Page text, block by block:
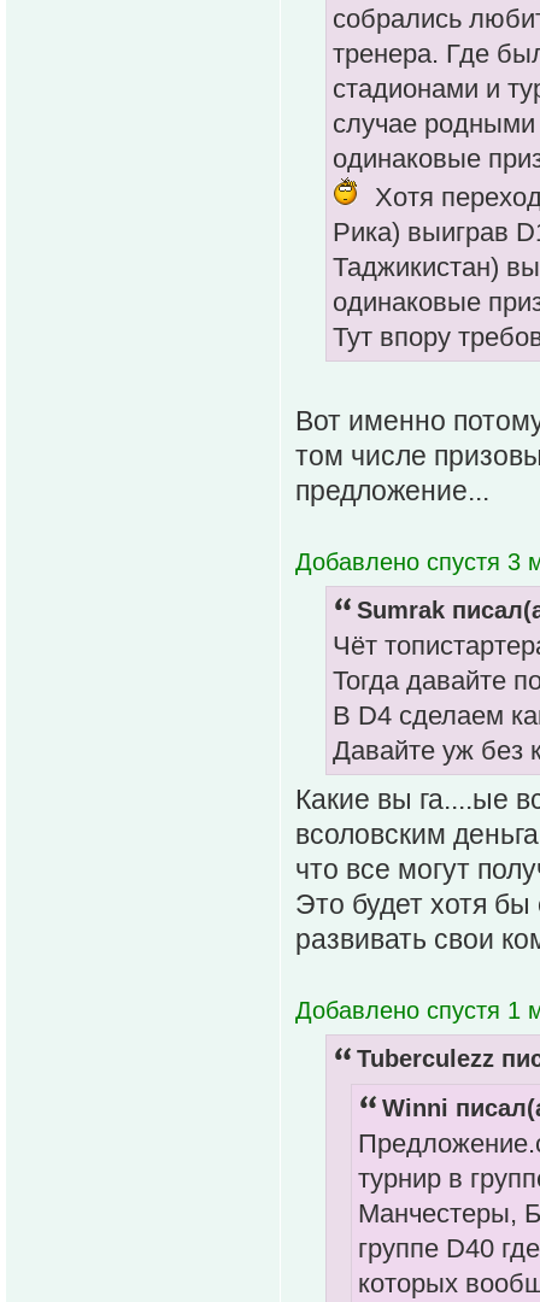
собрались
тренера. Где
стадионами и
случае
одинаковые
Хотя
Рика) выиграв
Таджикистан)
одинаковые
Тут впору
Вот именно
том числе
предложение...
Добавлено спустя 3
Sumrak
Чёт
Тогда давайте
В D4 сделаем
Давайте уж без
Какие вы га....ые
всоловским
что все могут
Это будет хотя
развивать свои
Добавлено спустя 1
Tuberculezz
Winni
турнир в
Манчестеры,
группе D40
которых